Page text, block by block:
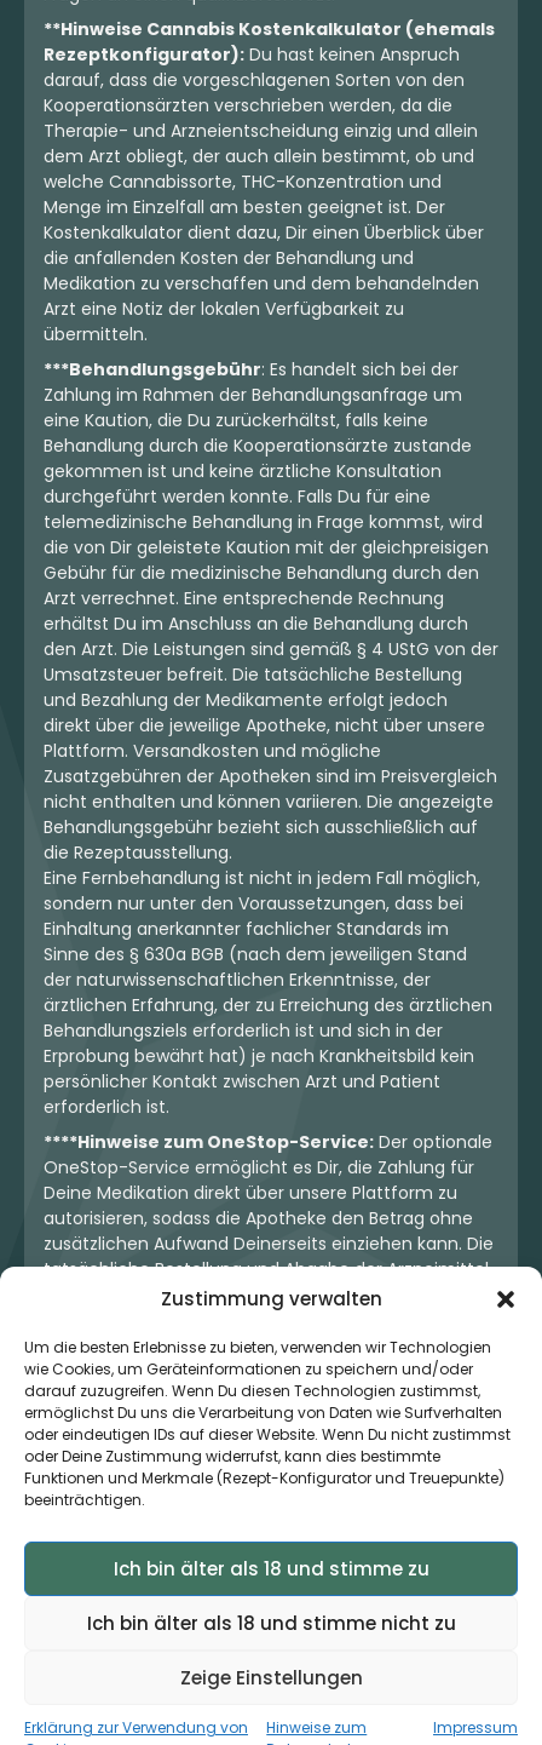
Zustimmung verwalten
Um die besten Erlebnisse zu bieten, verwenden wir Technologien
wie Cookies, um Geräteinformationen zu speichern und/oder
darauf zuzugreifen. Wenn Du diesen Technologien zustimmst,
ermöglichst Du uns die Verarbeitung von Daten wie Surfverhalten
oder eindeutigen IDs auf dieser Website. Wenn Du nicht zustimmst
oder Deine Zustimmung widerrufst, kann dies bestimmte
Funktionen und Merkmale (Rezept-Konfigurator und Treuepunkte)
beeinträchtigen.
Ich bin älter als 18 und stimme zu
Ich bin älter als 18 und stimme nicht zu
Zeige Einstellungen
Erklärung zur Verwendung von
Hinweise zum
Impressum
**Hinweise Cannabis Kostenkalkulator (ehemals
Rezeptkonfigurator): Du hast keinen Anspruch
darauf, dass die vorgeschlagenen Sorten von den
Kooperationsärzten verschrieben werden, da die
Therapie- und Arzneientscheidung einzig und allein
dem Arzt obliegt, der auch allein bestimmt, ob und
welche Cannabissorte, THC-Konzentration und
Menge im Einzelfall am besten geeignet ist. Der
Kostenkalkulator dient dazu, Dir einen Überblick über
die anfallenden Kosten der Behandlung und
Medikation zu verschaffen und dem behandelnden
Arzt eine Notiz der lokalen Verfügbarkeit zu
übermitteln.
***Behandlungsgebühr: Es handelt sich bei der
Zahlung im Rahmen der Behandlungsanfrage um
eine Kaution, die Du zurückerhältst, falls keine
Behandlung durch die Kooperationsärzte zustande
gekommen ist und keine ärztliche Konsultation
durchgeführt werden konnte. Falls Du für eine
telemedizinische Behandlung in Frage kommst, wird
die von Dir geleistete Kaution mit der gleichpreisigen
Gebühr für die medizinische Behandlung durch den
Arzt verrechnet. Eine entsprechende Rechnung
erhältst Du im Anschluss an die Behandlung durch
den Arzt. Die Leistungen sind gemäß § 4 UStG von der
Umsatzsteuer befreit. Die tatsächliche Bestellung
und Bezahlung der Medikamente erfolgt jedoch
direkt über die jeweilige Apotheke, nicht über unsere
Plattform. Versandkosten und mögliche
Zusatzgebühren der Apotheken sind im Preisvergleich
nicht enthalten und können variieren. Die angezeigte
Behandlungsgebühr bezieht sich ausschließlich auf
die Rezeptausstellung.
Eine Fernbehandlung ist nicht in jedem Fall möglich,
sondern nur unter den Voraussetzungen, dass bei
Einhaltung anerkannter fachlicher Standards im
Sinne des § 630a BGB (nach dem jeweiligen Stand
der naturwissenschaftlichen Erkenntnisse, der
ärztlichen Erfahrung, der zu Erreichung des ärztlichen
Behandlungsziels erforderlich ist und sich in der
Erprobung bewährt hat) je nach Krankheitsbild kein
persönlicher Kontakt zwischen Arzt und Patient
erforderlich ist.
****Hinweise zum OneStop-Service: Der optionale
OneStop-Service ermöglicht es Dir, die Zahlung für
Deine Medikation direkt über unsere Plattform zu
autorisieren, sodass die Apotheke den Betrag ohne
zusätzlichen Aufwand Deinerseits einziehen kann. Die
tatsächliche Bestellung und Abgabe der Arzneimittel
erfolgt jedoch ausschließlich über die jeweilige
Dir und der Apotheke. Unser OneStop-Service stellt
kein pharmazeutisches Angebot dar, sondern dient
lediglich der komfortablen Zahlungsabwicklung. Die
Nutzung ist freiwillig und hat keinerlei Einfluss auf die
ärztliche Therapieentscheidung oder die Wahl der
verschriebenen Medikation. Apotheken sind rechtlich
unabhängig und unterliegen den gesetzlichen
© 2026 MedCanOneStop (MCOS GmbH) - Alle Rechte
vorbehalten.